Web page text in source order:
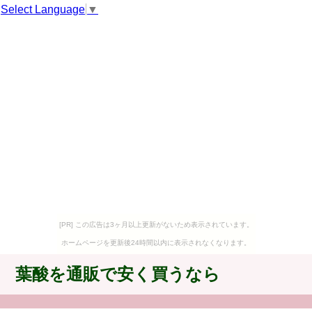
Select Language ▼
[PR] この広告は3ヶ月以上更新がないため表示されています。
ホームページを更新後24時間以内に表示されなくなります。
葉酸を通販で安く買うなら